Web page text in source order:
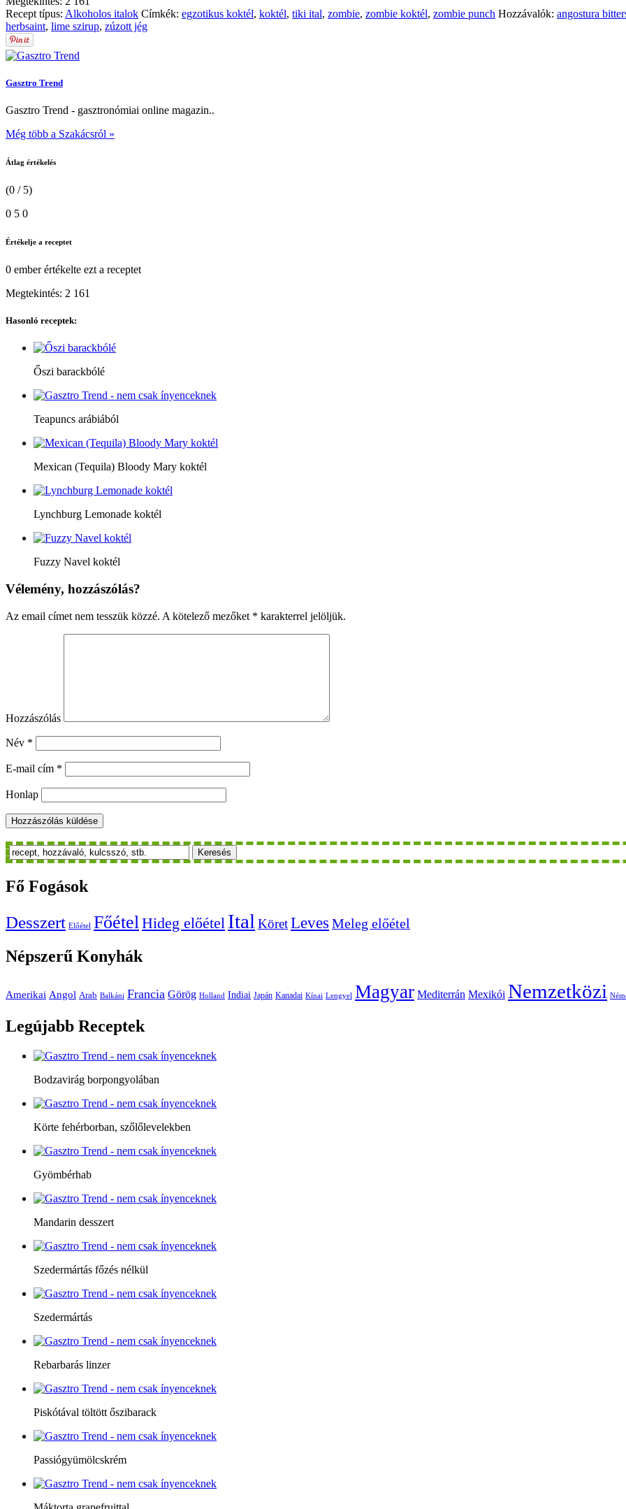
Recept típus: Alkoholos italok Címkék: egzotikus koktél, koktél, tiki ital, zombie, zombie koktél, zombie punch Hozzávalók: angostura
herbsaint, lime szirup, zúzott jég
Gasztro Trend
Gasztro Trend - gasztronómiai online magazin..
Még több a Szakácsról »
Átlag értékelés
(0 / 5)
0 5 0
Értékelje a receptet
0 emberértékelte ezt a receptet
Megtekintés: 2 161
Hasonló receptek:
Őszi barackbólé
Teapuncs arábiából
Mexican (Tequila) Bloody Mary koktél
Lynchburg Lemonade koktél
Fuzzy Navel koktél
Vélemény, hozzászólás?
Az email címet nem tesszük közzé. A kötelező mezőket * karakterrel jelöljük.
Hozzászólás
Név *
E-mail cím *
Honlap
Keresés
Fő Fogások
Desszert Előétel FőételHideg előétel Ital KöretLeves Meleg előétel
Népszerű Konyhák
Amerikai Angol Arab Balkáni Francia Görög Holland Indiai Japán Kanadai Kínai Lengyel Magyar Mediterrán Mexikói Nemzetközi
Legújabb Receptek
Bodzavirág borpongyolában
Körte fehérborban, szőlőlevelekben
Gyömbérhab
Mandarin desszert
Szedermártás főzés nélkül
Szedermártás
Rebarbarás linzer
Piskótával töltött őszibarack
Passiógyümölcskrém